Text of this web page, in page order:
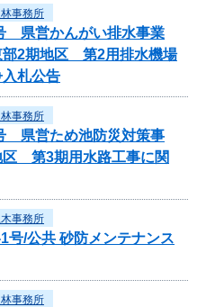
事務所
県営かんがい排水事業
部2期地区 第2用排水機場
札公告
事務所
県営ため池防災対策事
第3期用水路工事に関
事務所
号/公共 砂防メンテナンス
事務所